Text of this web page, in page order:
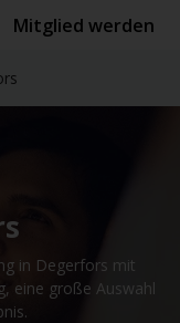
Mitglied werden
in Degerfors mit
eine große Auswahl